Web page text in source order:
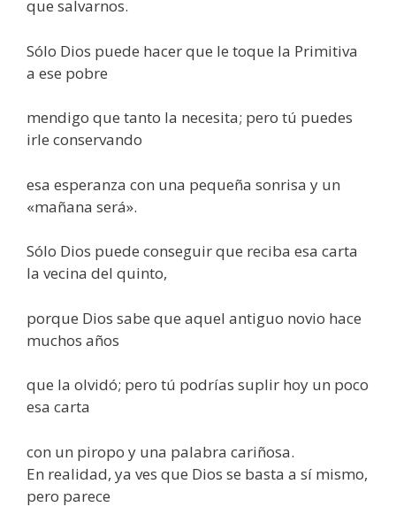
que salvarnos.
Sólo Dios puede hacer que le toque la Primitiva
a ese pobre
mendigo que tanto la necesita; pero tú puedes
irle conservando
esa esperanza con una pequeña sonrisa y un
«mañana será».
Sólo Dios puede conseguir que reciba esa carta
la vecina del quinto,
porque Dios sabe que aquel antiguo novio hace
muchos años
que la olvidó; pero tú podrías suplir hoy un poco
esa carta
con un piropo y una palabra cariñosa.
En realidad, ya ves que Dios se basta a sí mismo,
pero parece